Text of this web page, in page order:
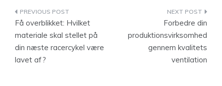
Indlægsnavigation
Få overblikket: Hvilket
materiale skal stellet på
din næste racercykel være
lavet af?
Forbedre din
produktionsvirksomhed
gennem kvalitets
ventilation